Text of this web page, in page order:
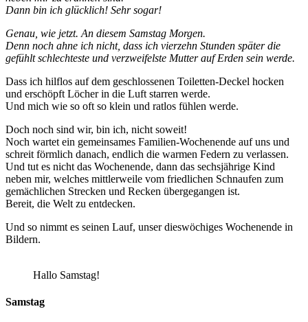
Dann bin ich glücklich! Sehr sogar!
Genau, wie jetzt. An diesem Samstag Morgen.
Denn noch ahne ich nicht, dass ich vierzehn Stunden später die
gefühlt schlechteste und verzweifelste Mutter auf Erden sein werde.
Dass ich hilflos auf dem geschlossenen Toiletten-Deckel hocken
und erschöpft Löcher in die Luft starren werde.
Und mich wie so oft so klein und ratlos fühlen werde.
Doch noch sind wir, bin ich, nicht soweit!
Noch wartet ein gemeinsames Familien-Wochenende auf uns und
schreit förmlich danach, endlich die warmen Federn zu verlassen.
Und tut es nicht das Wochenende, dann das sechsjährige Kind
neben mir, welches mittlerweile vom friedlichen Schnaufen zum
gemächlichen Strecken und Recken übergegangen ist.
Bereit, die Welt zu entdecken.
Und so nimmt es seinen Lauf, unser dieswöchiges Wochenende in
Bildern.
Hallo Samstag!
Samstag